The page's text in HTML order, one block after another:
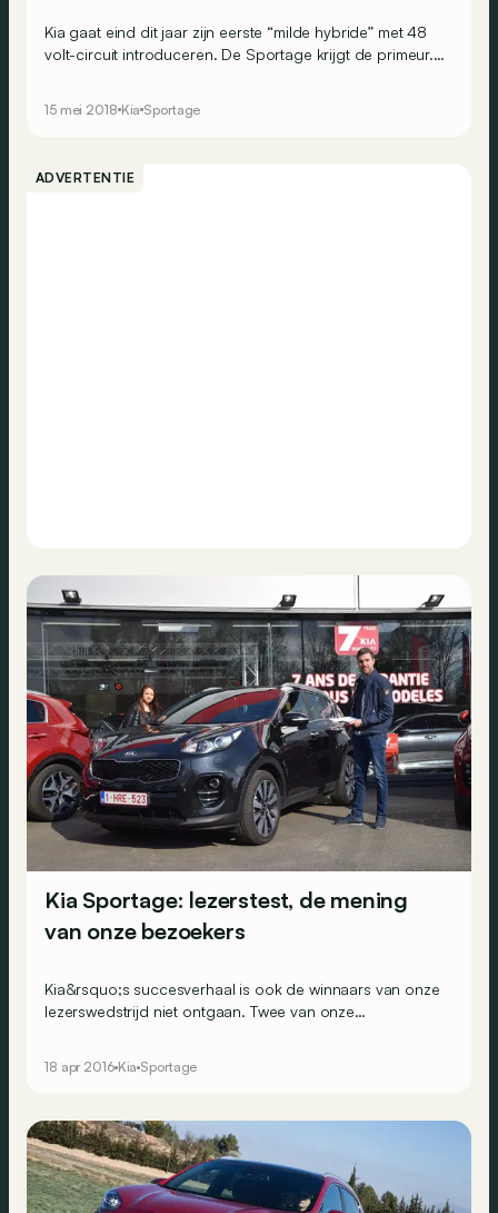
Kia gaat eind dit jaar zijn eerste “milde hybride” met 48
volt-circuit introduceren. De Sportage krijgt de primeur.
15 mei 2018 Kia Sportage
ADVERTENTIE
Kia Sportage: lezerstest, de mening
van onze bezoekers
Kia&rsquo;s succesverhaal is ook de winnaars van onze
lezerswedstrijd niet ontgaan. Twee van onze
nieuwe model hen dan ook kan overtuigen?
18 apr 2016 Kia Sportage